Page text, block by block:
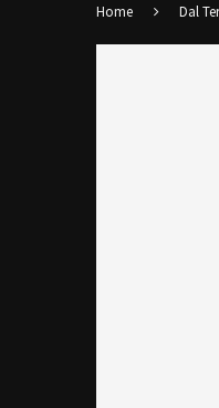
Home Dal